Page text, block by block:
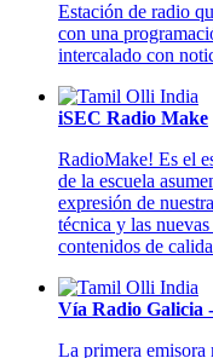
Estación de radio
con una
intercalado con
iSEC Radio Make
RadioMake! Es el
de la escuela
expresión de
técnica y las
contenidos de
Vía Radio Galicia
La primera emisora